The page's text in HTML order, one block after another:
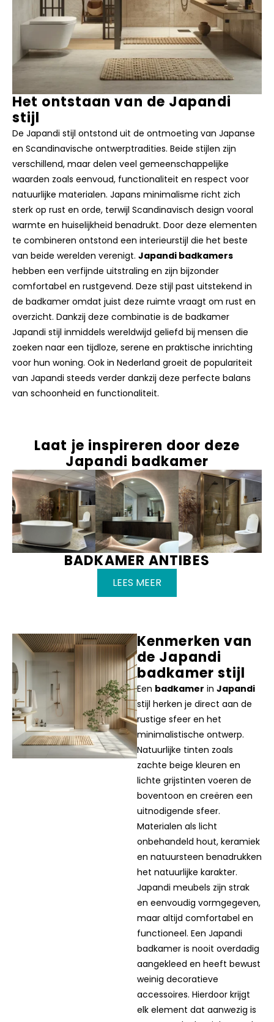
Het ontstaan van de Japandi
stijl
De Japandi stijl ontstond uit de ontmoeting van Japanse
en Scandinavische ontwerptradities. Beide stijlen zijn
verschillend, maar delen veel gemeenschappelijke
waarden zoals eenvoud, functionaliteit en respect voor
natuurlijke materialen. Japans minimalisme richt zich
sterk op rust en orde, terwijl Scandinavisch design vooral
warmte en huiselijkheid benadrukt. Door deze elementen
te combineren ontstond een interieurstijl die het beste
van beide werelden verenigt.Japandi badkamers
hebben een verfijnde uitstraling en zijn bijzonder
comfortabel en rustgevend. Deze stijl past uitstekend in
de badkamer omdat juist deze ruimte vraagt om rust en
overzicht. Dankzij deze combinatie is de badkamer
Japandi stijl inmiddels wereldwijd geliefd bij mensen die
zoeken naar een tijdloze, serene en praktische inrichting
voor hun woning. Ook in Nederland groeit de populariteit
van Japandi steeds verder dankzij deze perfecte balans
Laat je inspireren door deze
Japandi badkamer
BADKAMER ANTIBES
LEES MEER
Kenmerken van
de Japandi
badkamer stijl
EenbadkamerinJapandi
stijl herken je direct aan de
rustige sfeer en het
minimalistische ontwerp.
Natuurlijke tinten zoals
zachte beige kleuren en
lichte grijstinten voeren de
boventoon en creëren een
uitnodigende sfeer.
Materialen als licht
onbehandeld hout, keramiek
en natuursteen benadrukken
het natuurlijke karakter.
Japandi meubels zijn strak
en eenvoudig vormgegeven,
maar altijd comfortabel en
functioneel. Een Japandi
badkamer is nooit overdadig
aangekleed en heeft bewust
weinig decoratieve
accessoires. Hierdoor krijgt